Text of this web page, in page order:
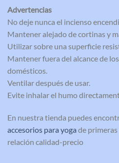
Advertencias
No deje nunca el incienso
Mantener alejado de cortinas y
Utilizar sobre una superficie
Mantener fuera del alcance de
domésticos.
Ventilar después de usar.
Evite inhalar el humo
En nuestra tienda puedes
accesorios para yoga de
relación calidad-precio